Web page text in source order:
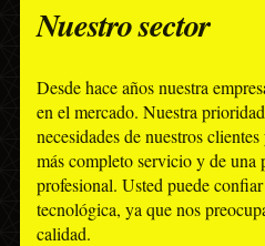
Nuestro sector
Desde hace años nuestra
en el mercado. Nuestra
necesidades de nuestros
más completo servicio y de una
profesional. Usted puede
tecnológica, ya que nos
calidad.